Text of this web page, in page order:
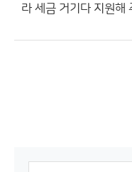
라 세금 거기다 지원해